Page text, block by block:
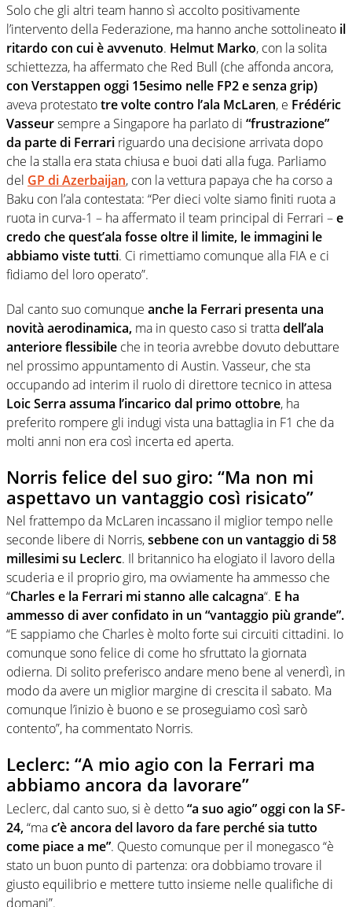
Solo che gli altri team hanno sì accolto positivamente
l’intervento della Federazione, ma hanno anche sottolineato il
ritardo con cui è avvenuto. Helmut Marko, con la solita
schiettezza, ha affermato che Red Bull (che affonda ancora,
con Verstappen oggi 15esimo nelle FP2 e senza grip)
aveva protestatotre volte contro l’ala McLaren, e Frédéric
Vasseursempre a Singapore ha parlato di “frustrazione”
da parte di Ferrari riguardo una decisione arrivata dopo
che la stalla era stata chiusa e buoi dati alla fuga. Parliamo
del GP di Azerbaijan, con la vettura papaya che ha corso a
Baku con l’ala contestata: “Per dieci volte siamo finiti ruota a
ruota in curva-1 – ha affermato il team principal di Ferrari –e
credo che quest’ala fosse oltre il limite, le immagini le
abbiamo viste tutti. Ci rimettiamo comunque alla FIA e ci
fidiamo del loro operato”.
Dal canto suo comunque anche la Ferrari presenta una
novità aerodinamica, ma in questo caso si trattadell’ala
anteriore flessibile che in teoria avrebbe dovuto debuttare
nel prossimo appuntamento di Austin. Vasseur, che sta
occupando ad interim il ruolo di direttore tecnico in attesa
Loic Serra assuma l’incarico dal primo ottobre, ha
preferito rompere gli indugi vista una battaglia in F1 che da
molti anni non era così incerta ed aperta.
Norris felice del suo giro: “Ma non mi
aspettavo un vantaggio così risicato”
Nel frattempo da McLaren incassano il miglior tempo nelle
seconde libere di Norris,sebbene con un vantaggio di 58
millesimi su Leclerc. Il britannico ha elogiato il lavoro della
scuderia e il proprio giro, ma ovviamente ha ammesso che
“Charles e la Ferrari mi stanno alle calcagna“. E ha
ammesso di aver confidato in un “vantaggio più grande”.
“E sappiamo che Charles è molto forte sui circuiti cittadini. Io
comunque sono felice di come ho sfruttato la giornata
odierna. Di solito preferisco andare meno bene al venerdì, in
modo da avere un miglior margine di crescita il sabato. Ma
comunque l’inizio è buono e se proseguiamo così sarò
contento”, ha commentato Norris.
Leclerc: “A mio agio con la Ferrari ma
abbiamo ancora da lavorare”
Leclerc, dal canto suo, si è detto“a suo agio” oggi con la SF-
24,“mac’è ancora del lavoro da fare perché sia tutto
come piace a me”. Questo comunque per il monegasco “è
stato un buon punto di partenza: ora dobbiamo trovare il
giusto equilibrio e mettere tutto insieme nelle qualifiche di
domani”.